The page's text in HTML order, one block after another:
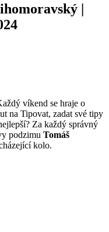
|
víkend se hraje o
na Tipovat, zadat své tipy
Za každý správný
podzimu Tomáš
kolo.